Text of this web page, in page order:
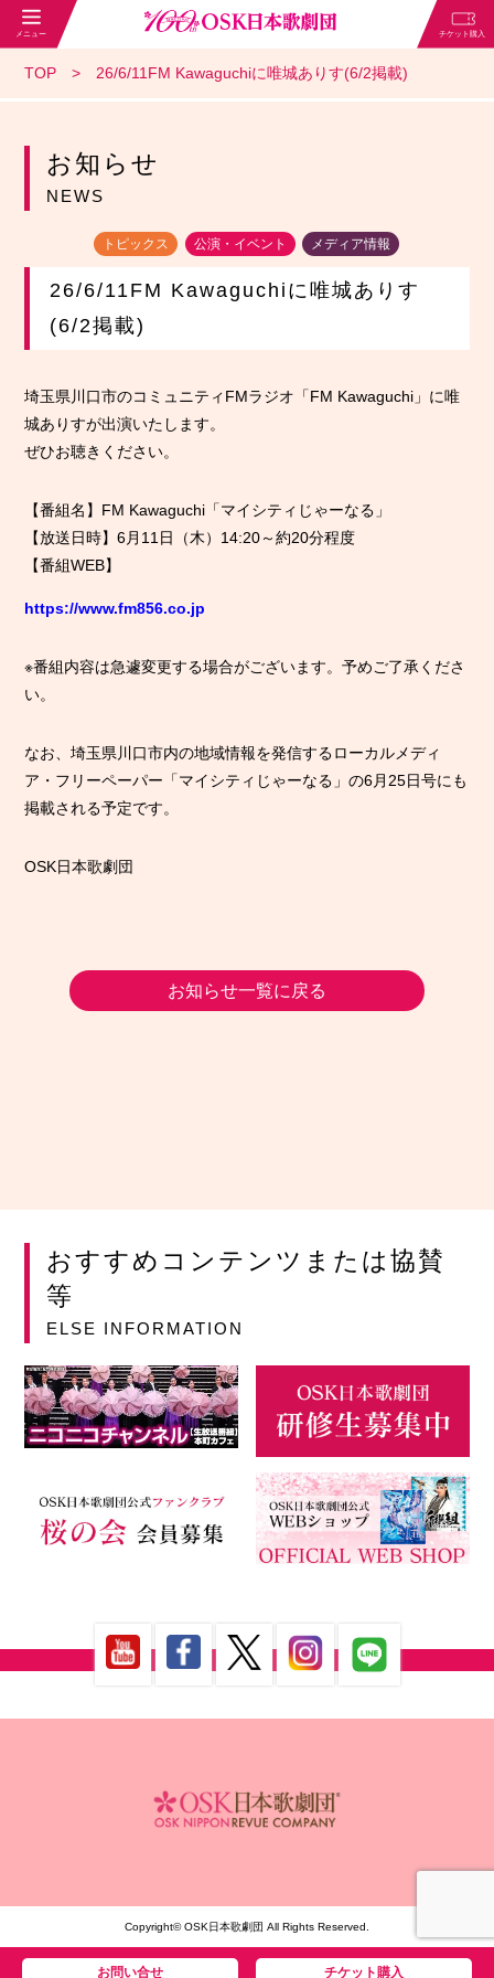
TOP 26/6/11FM Kawaguchiに唯城ありす(6/2掲載)
お知らせ
NEWS
トピックス 公演・イベント メディア情報
26/6/11FM Kawaguchiに唯城ありす
(6/2掲載)
埼玉県川口市のコミュニティFMラジオ「FM Kawaguchi」に唯
城ありすが出演いたします。
ぜひお聴きください。
【番組名】FM Kawaguchi「マイシティじゃーなる」
【放送日時】6月11日（木）14:20～約20分程度
【番組WEB】
https://www.fm856.co.jp
※番組内容は急遽変更する場合がございます。予めご了承くださ
い。
なお、埼玉県川口市内の地域情報を発信するローカルメディ
ア・フリーペーパー「マイシティじゃーなる」の6月25日号にも
掲載される予定です。
OSK日本歌劇団
お知らせ一覧に戻る
おすすめコンテンツまたは協賛
等
ELSE INFORMATION
Copyright© OSK日本歌劇団 All Rights Reserved.
お問い合せ チケット購入